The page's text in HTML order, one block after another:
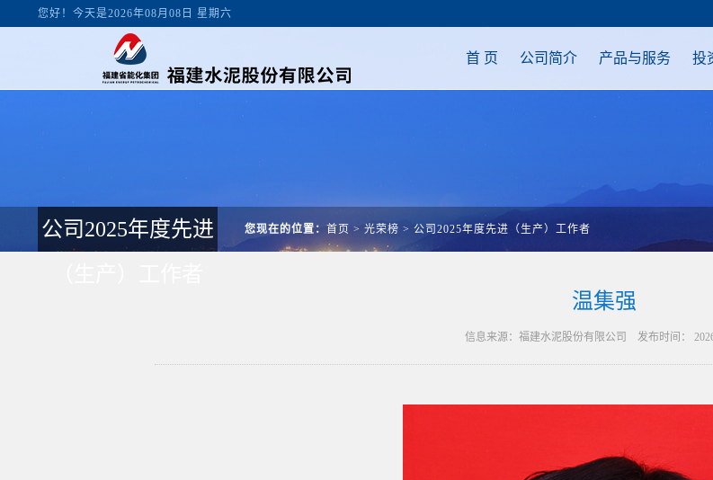
您好！今天是2026年08月08日 星期六
首 页 公司简介 产品与服务 投
公司2025年度先进
您现在的位置： 首页 > 光荣榜 > 公司2025年度先进（生产）工作者
温集强
信息来源：福建水泥股份有限公司 发布时间：